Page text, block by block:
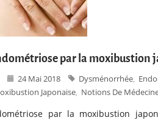
par la moxibustion
24 Mai 2018 Dysménorrhée
Japonaise Notions De
par la moxibustion